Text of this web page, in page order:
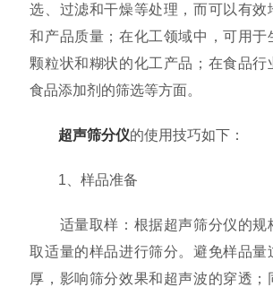
选、过滤和干燥等处理，而可以有效
和产品质量；在化工领域中，可用于
颗粒状和糊状的化工产品；在食品行
食品添加剂的筛选等方面。
超声筛分仪的使用技巧如下：
1、样品准备
适量取样：根据超声筛分仪的规
取适量的样品进行筛分。避免样品量
厚，影响筛分效果和超声波的穿透；